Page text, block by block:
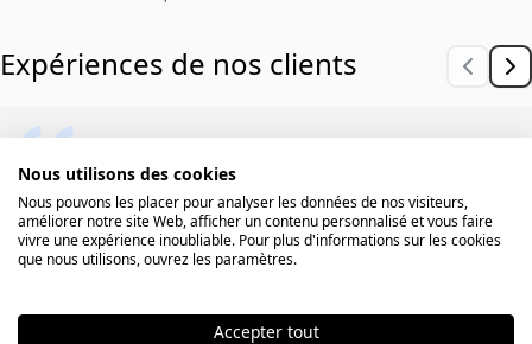
Expériences de nos clients
Réponse rapide à mes e-mails,
livraison dans les délais et qualité
irréprochable. Je recommande
vivement. Mes filles adorent leurs
bracelets.
Nous utilisons des cookies
Nous pouvons les placer pour analyser les données de nos visiteurs,
améliorer notre site Web, afficher un contenu personnalisé et vous faire
vivre une expérience inoubliable. Pour plus d'informations sur les cookies
que nous utilisons, ouvrez les paramètres.
Accepter tout